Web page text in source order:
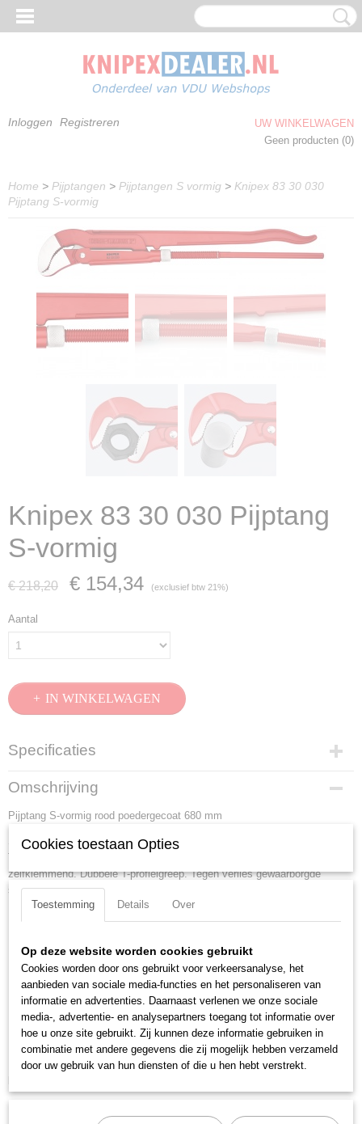
Inloggen Registreren
UW WINKELWAGEN
Geen producten (0)
Home > Pijptangen > Pijptangen S vormig > Knipex 83 30 030
Pijptang S-vormig
Knipex 83 30 030 Pijptang
S-vormig
€ 218,20 € 154,34 (exclusief btw 21%)
Aantal
IN WINKELWAGEN
Specificaties
Productcode
83 30 030
EAN code
Productcode leverancier
Netto gewicht
4,37 Kg
Bruto gewicht
Afmetingen (l,b,h)
69 x 8,70 x 3,10 cm
Omschrijving
Pijptang S-vormig rood poedergecoat 680 mm
Slanke, S-vormige bek. Tegen de draairichting in geplaatste tanden.
Tanden extra inductief gehard. Contact met de buis op drie punten,
zelfklemmend. Dubbele T-profielgreep. Tegen verlies gewaarborgde
stelmoer. Rood poedergelakt, bekken glad geslepen.
Capaciteit voor moeren (sleutelwijdte):10 - 120 mm
Capaciteit voor buizen (diameter): 120 mm
Capaciteit voor buizen inch (diameter):
Binnendiameter inch:3 inch
Spanwijdte: 100 mm
DIN:DIN 5234
Cookies toestaan Opties
Toestemming Details Over
Op deze website worden cookies gebruikt
Cookies worden door ons gebruikt voor verkeersanalyse, het
aanbieden van sociale media-functies en het personaliseren van
informatie en advertenties. Daarnaast verlenen we onze sociale
media-, advertentie- en analysepartners toegang tot informatie over
hoe u onze site gebruikt. Zij kunnen deze informatie gebruiken in
combinatie met andere gegevens die zij mogelijk hebben verzameld
door uw gebruik van hun diensten of die u hen hebt verstrekt.